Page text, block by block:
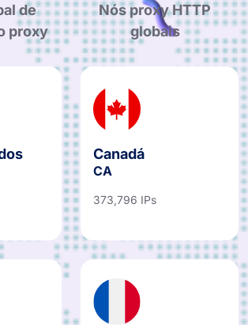
de
proxy
Nós proxy HTTP
globais
Canadá
CA
373,796 IPs